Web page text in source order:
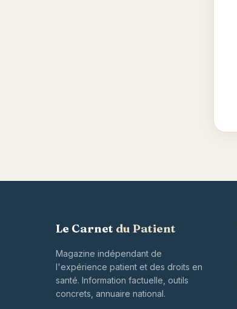
Le Carnet du Patient
Magazine indépendant de
l'expérience patient et des droits en
santé. Information factuelle, outils
concrets, annuaire national.